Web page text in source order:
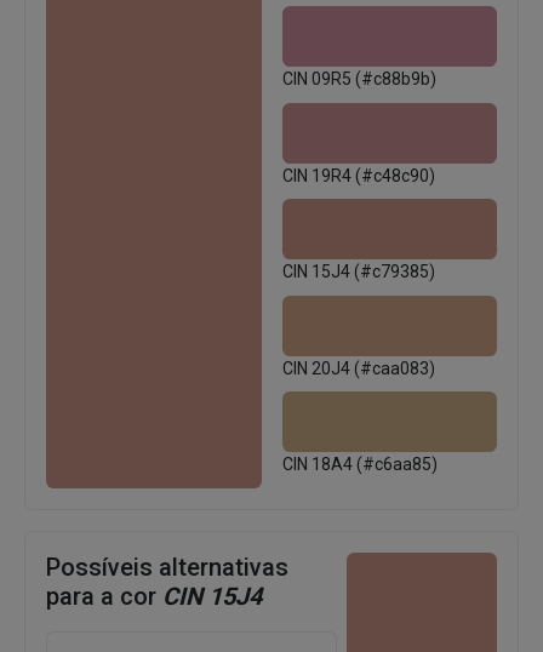
CIN 09R5 (#c88b9b)
CIN 19R4 (#c48c90)
CIN 15J4 (#c79385)
CIN 20J4 (#caa083)
CIN 18A4 (#c6aa85)
Possíveis alternativas
para a cor CIN 15J4